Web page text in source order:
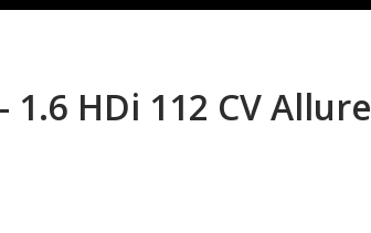
1.6 HDi 112 CV Allure